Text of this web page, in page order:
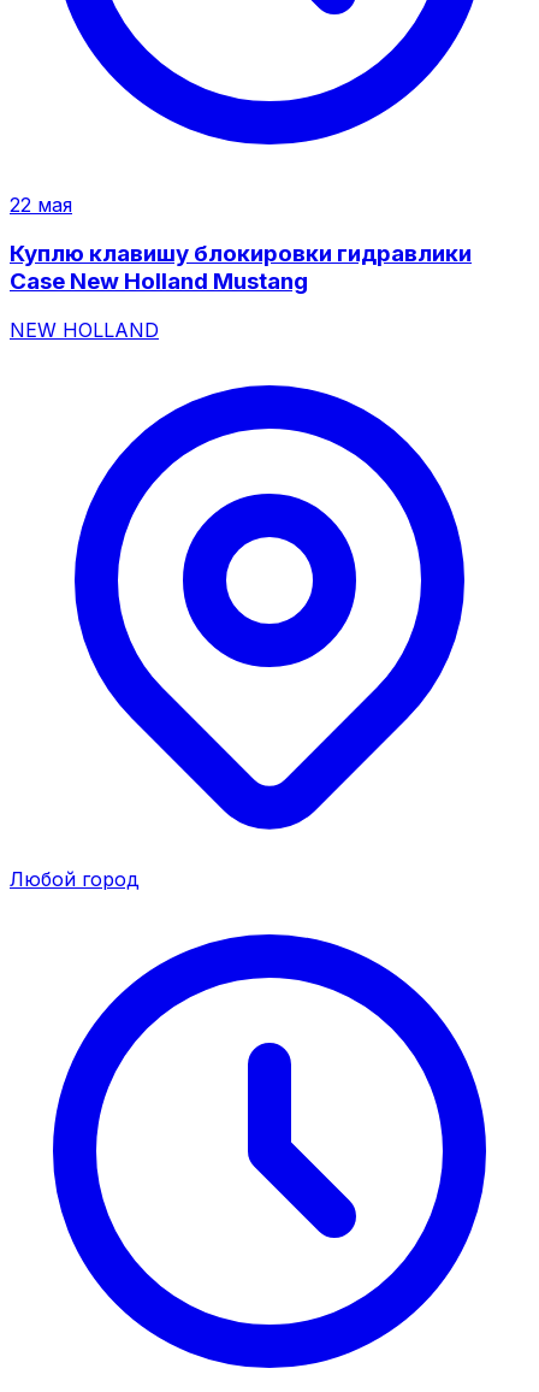
22 мая
Куплю клавишу блокировки гидравлики
Case New Holland Mustang
NEW HOLLAND
Любой город